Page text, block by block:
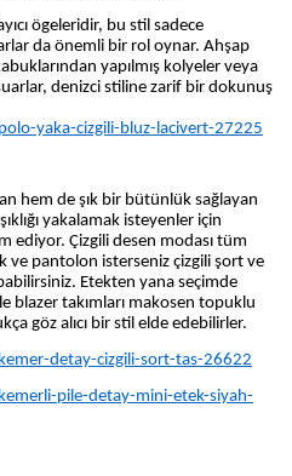
ögeleridir, bu stil sadece
da önemli bir rol oynar. Ahşap
yapılmış kolyeler veya
denizci stiline zarif bir dokunuş
yaka-cizgili-bluz-lacivert-27225
hem de şık bir bütünlük sağlayan
yakalamak isteyenler için
ediyor. Çizgili desen modası tüm
ve pantolon isterseniz çizgili şort ve
Etekten yana seçimde
blazer takımları makosen topuklu
göz alıcı bir stil elde edebilirler.
detay-cizgili-sort-tas-26622
pile-detay-mini-etek-siyah-